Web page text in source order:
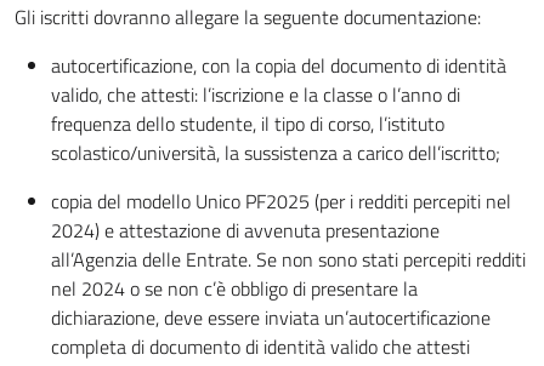
Gli iscritti dovranno allegare la seguente documentazione:
autocertificazione, con la copia del documento di identità
valido, che attesti: l’iscrizione e la classe o l’anno di
frequenza dello studente, il tipo di corso, l’istituto
scolastico/università, la sussistenza a carico dell’iscritto;
copia del modello Unico PF2025 (per i redditi percepiti nel
2024) e attestazione di avvenuta presentazione
all’Agenzia delle Entrate. Se non sono stati percepiti redditi
nel 2024 o se non c’è obbligo di presentare la
dichiarazione, deve essere inviata un’autocertificazione
completa di documento di identità valido che attesti